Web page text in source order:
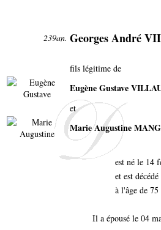
239an. Georges André
fils légitime de
Eugène Gustave
et
Marie Augustine
est né le 14
et est
à l'âge de 75
Il a épousé le 04